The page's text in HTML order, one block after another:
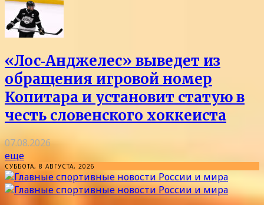
«Лос‑Анджелес» выведет из
обращения игровой номер
Копитара и установит статую в
честь словенского хоккеиста
07.08.2026
еще
СУББОТА, 8 АВГУСТА, 2026